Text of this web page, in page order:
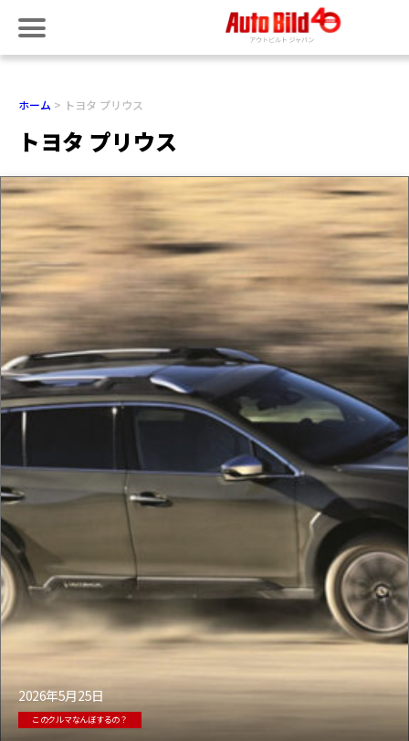
ホーム トヨタ プリウス
トヨタ プリウス
2026年5月25日
このクルマなんぼするの？